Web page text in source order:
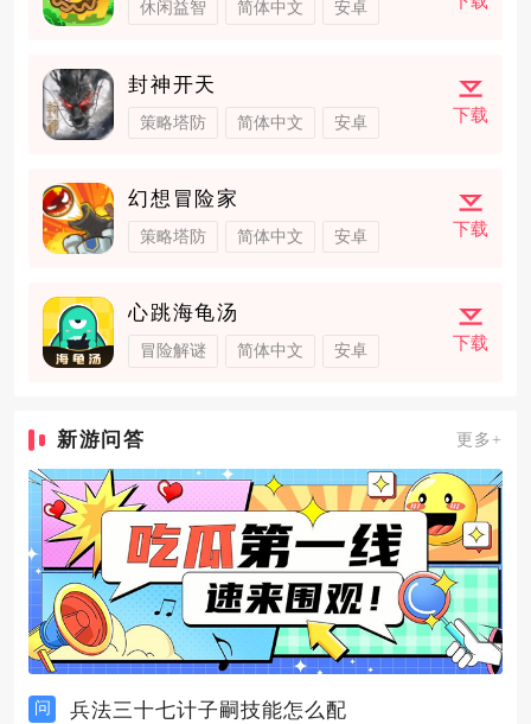
休闲益智 简体中文 安卓
封神开天
策略塔防 简体中文 安卓 下载
幻想冒险家
策略塔防 简体中文 安卓 下载
心跳海龟汤
冒险解谜 简体中文 安卓 下载
新游问答 更多+
问 兵法三十七计子嗣技能怎么配